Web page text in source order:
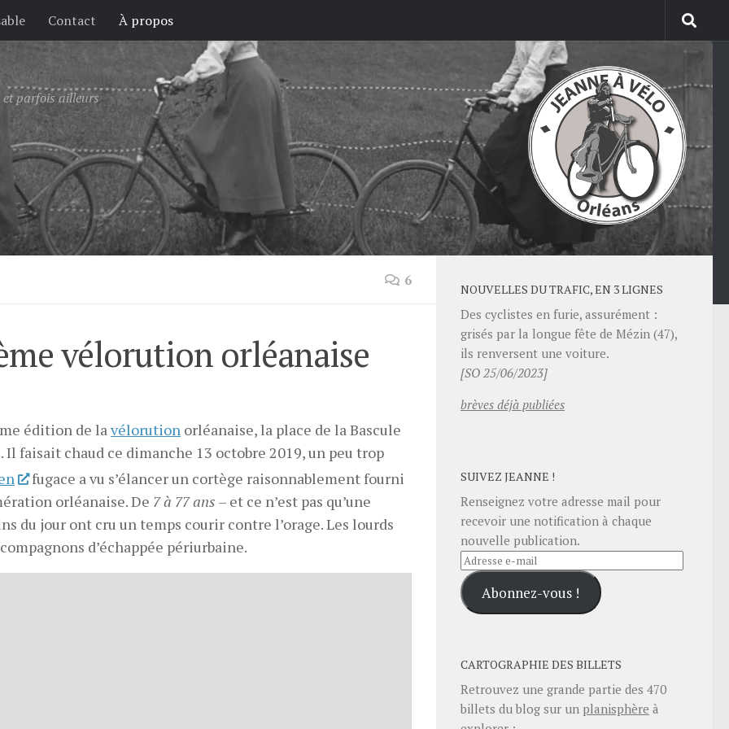
Contact À propos
parfois ailleurs
6
vélorution orléanaise
édition de lavélorution orléanaise, la place de la Bascule
faisait chaud ce dimanche 13 octobre 2019, un peu trop
fugace a vu s’élancer un cortège raisonnablement fourni
orléanaise. De 7 à 77 ans – et ce n’est pas qu’une
du jour ont cru un temps courir contre l’orage. Les lourds
d’échappée périurbaine.
NOUVELLES DU TRAFIC, EN 3 LIGNES
Des cyclistes en furie, assurément :
grisés par la longue fête de Mézin (47),
ils renversent une voiture.
[SO 25/06/2023]
brèves déjà publiées
SUIVEZ JEANNE !
Renseignez votre adresse mail pour
recevoir une notification à chaque
nouvelle publication.
Adresse
e-
mailAbonnez-vous !
CARTOGRAPHIE DES BILLETS
Retrouvez une grande partie des 470
billets du blog sur un planisphère à